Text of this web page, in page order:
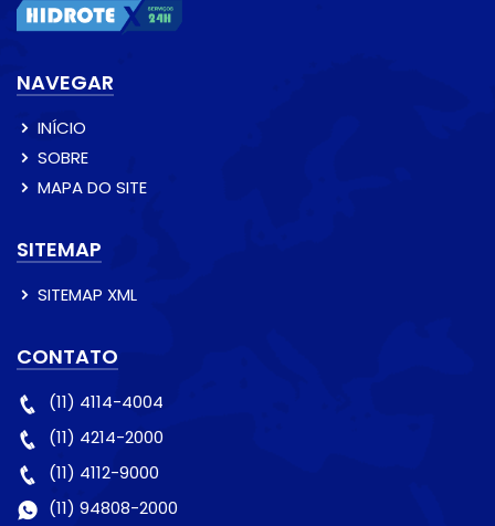
NAVEGAR
INÍCIO
SOBRE
MAPA DO SITE
SITEMAP
SITEMAP XML
CONTATO
(11) 4114-4004
(11) 4214-2000
(11) 4112-9000
(11) 94808-2000